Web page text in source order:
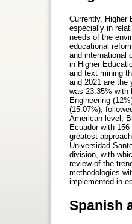
Currently, Higher
especially in
needs of the
educational
and international
in Higher
and text mining
and 2021 are the
was 23.35% with
Engineering
(15.07%),
American level,
Ecuador with
greatest
Universidad
division, with
review of the
methodologies
implemented in
Spanish